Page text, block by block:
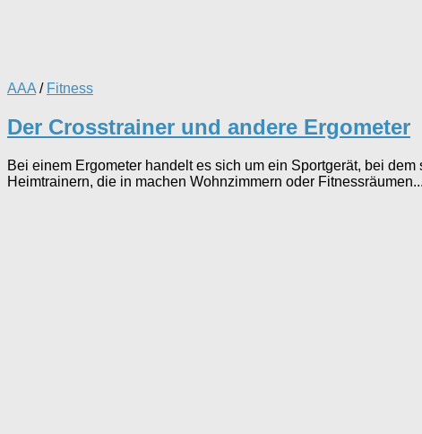
AAA / Fitness
Der Crosstrainer und andere Ergometer
Bei einem Ergometer handelt es sich um ein Sportgerät, bei
Heimtrainern, die in machen Wohnzimmern oder Fitnessräumen...